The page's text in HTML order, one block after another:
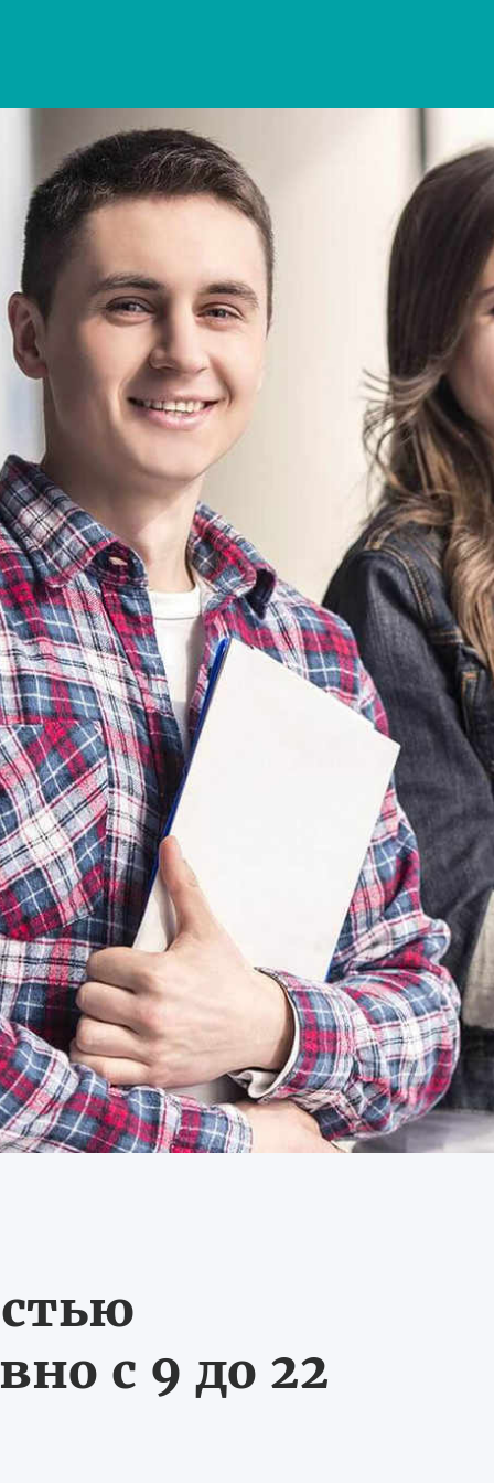
с 9 до 22